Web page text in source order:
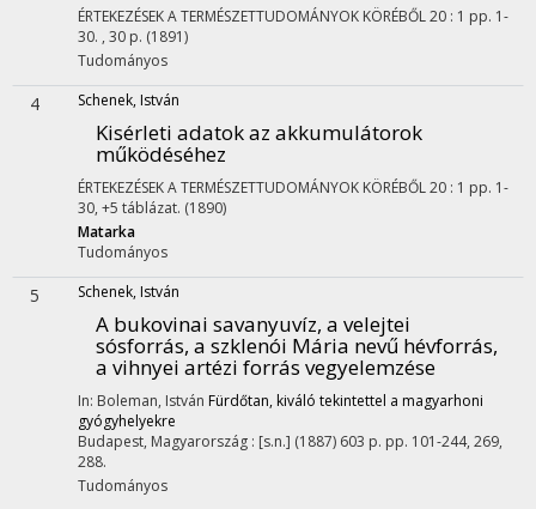
ÉRTEKEZÉSEK A TERMÉSZETTUDOMÁNYOK KÖRÉBŐL20 : 1 pp. 1-
30. , 30 p. (1891)
Tudományos
4 Schenek, István
Kisérleti adatok az akkumulátorok
működéséhez
ÉRTEKEZÉSEK A TERMÉSZETTUDOMÁNYOK KÖRÉBŐL20 : 1 pp. 1-
30, +5 táblázat. (1890)
Matarka
Tudományos
5 Schenek, István
A bukovinai savanyuvíz, a velejtei
sósforrás, a szklenói Mária nevű hévforrás,
a vihnyei artézi forrás vegyelemzése
In: Boleman, István Fürdőtan, kiváló tekintettel a magyarhoni
gyógyhelyekre
Budapest, Magyarország : [s.n.] (1887) 603 p. pp. 101-244, 269,
288.
Tudományos